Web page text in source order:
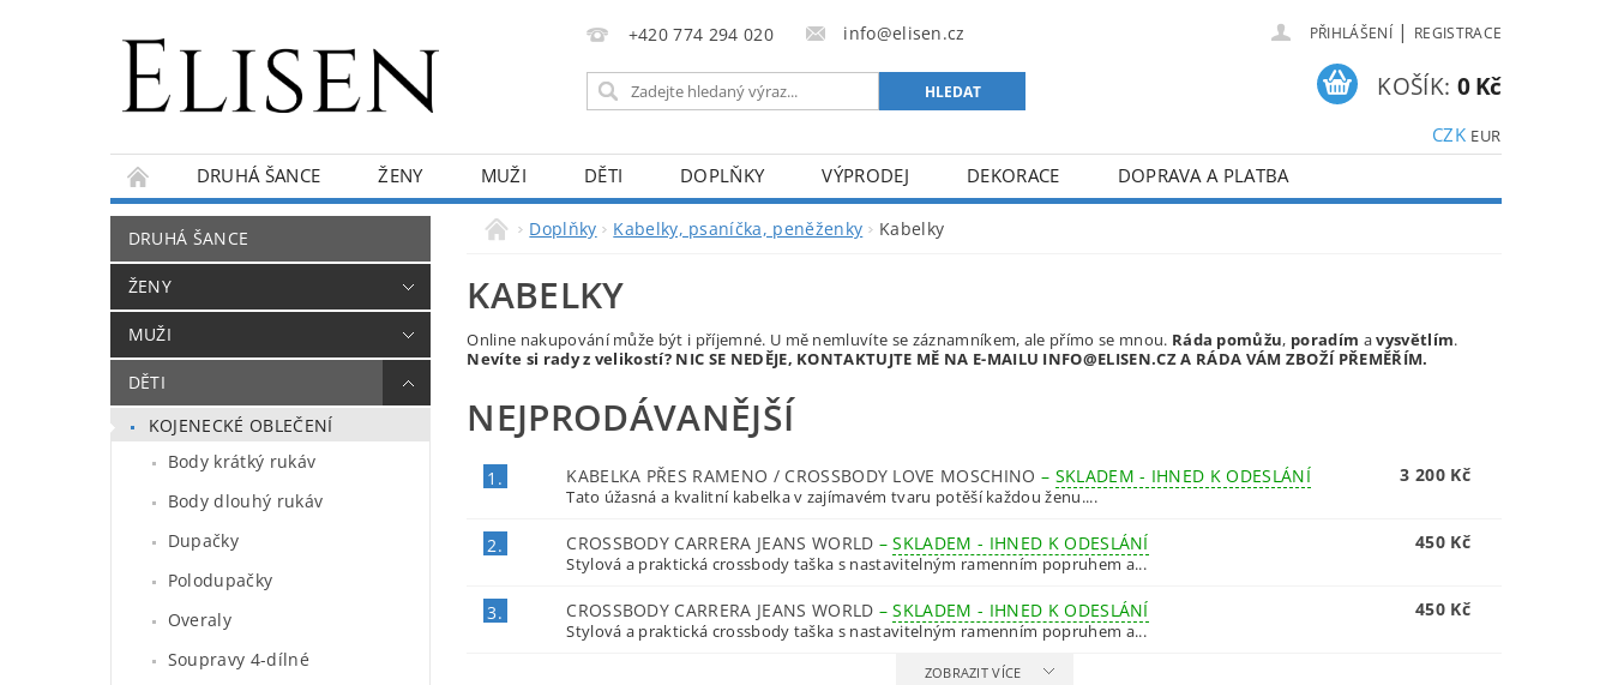
+420 774 294 020 info@elisen.cz PŘIHLÁŠENÍ | REGISTRACE
CZK EUR
KOŠÍK: 0 Kč
DRUHÁ ŠANCE ŽENY MUŽI DĚTI DOPLŇKY VÝPRODEJ DEKORACE
DOPRAVA A PLATBA
KONTAKTY
O NÁS BLOG
DRUHÁ ŠANCE
ŽENY
MUŽI
DĚTI
KOJENECKÉ OBLEČENÍ
Body krátký rukáv
Body dlouhý rukáv
Dupačky
Polodupačky
Overaly
Soupravy 4-dílné
Doplňky Kabelky, psaníčka, peněženky Kabelky
KABELKY
Online nakupování může být i příjemné. U mě nemluvíte se záznamníkem, ale přímo se mnou. Ráda pomůžu, poradím avysvětlím.
Nevíte si rady z velikostí? NIC SE NEDĚJE, KONTAKTUJTE MĚ NA E-MAILU INFO@ELISEN.CZ A RÁDA VÁM ZBOŽÍ PŘEMĚŘÍM.
NEJPRODÁVANĚJŠÍ
1. KABELKA PŘES RAMENO / CROSSBODY LOVE MOSCHINO – SKLADEM - IHNED K ODESLÁNÍ
Tato úžasná a kvalitní kabelka v zajímavém tvaru potěší každou ženu....
3 200 Kč
2. CROSSBODY CARRERA JEANS WORLD –SKLADEM - IHNED K ODESLÁNÍ
Stylová a praktická crossbody taška s nastavitelným ramenním popruhem a...
450 Kč
3. CROSSBODY CARRERA JEANS WORLD –SKLADEM - IHNED K ODESLÁNÍ
Stylová a praktická crossbody taška s nastavitelným ramenním popruhem a...
450 Kč
ZOBRAZIT VÍCE